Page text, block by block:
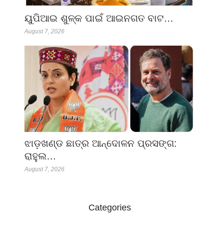
ୟୁପିଆଇ ଶୁଳ୍କ ପାଇଁ ଆଇନଗତ ବାଟ…
August 7, 2026
ଝାଡ଼ଖଣ୍ଡ ଛାତ୍ର ଆନ୍ଦୋଳନ ପ୍ରସଙ୍ଗ:
ରାହୁଲ…
August 7, 2026
Categories